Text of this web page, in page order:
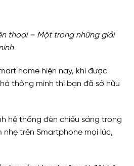
thoại – Một trong những giải
home hiện nay, khi được
thông minh thì bạn đã sở hữu
hệ thống đèn chiếu sáng trong
trên Smartphone mọi lúc,